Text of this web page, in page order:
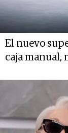
El nuevo
caja manual,